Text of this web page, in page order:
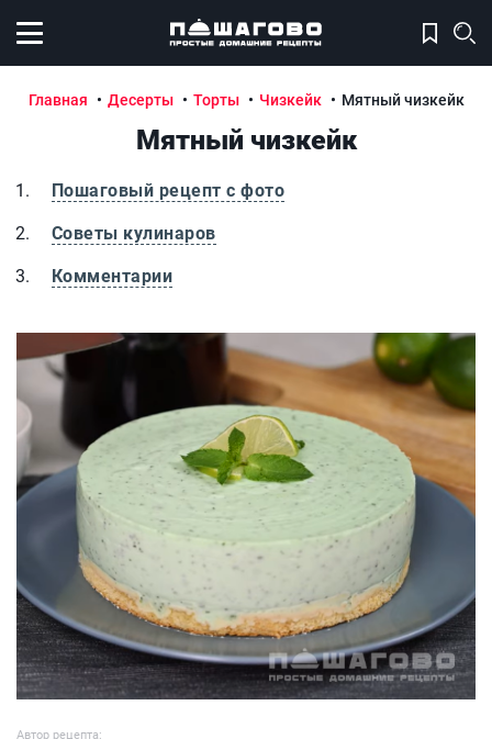
Открыть меню
Главная Десерты Торты Чизкейк Мятный чизкейк
Мятный чизкейк
Пошаговый рецепт с фото
Советы кулинаров
Комментарии
Мятный чизкейк
Автор рецепта: